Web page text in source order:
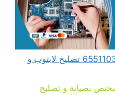
مهندس كمبيوتر الصليبية 65511033 تصليح لابتوب و
بصيانة و تصليح